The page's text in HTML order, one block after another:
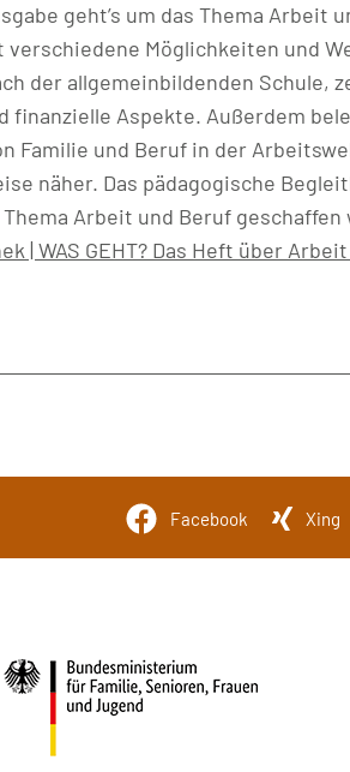
geht’s um das Thema
Möglichkeiten und
der allgemeinbildenden
finanzielle Aspekte. Außerdem
Familie und Beruf in der
näher. Das pädagogische
Arbeit und Beruf
| WAS GEHT? Das Heft über
Facebook Xing